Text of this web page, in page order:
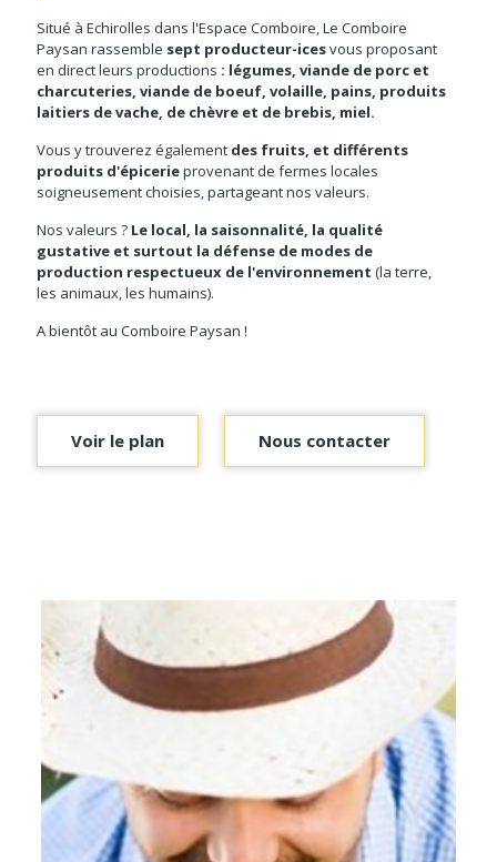
Situé à Echirolles dans l'Espace Comboire, Le Comboire
Paysan rassemble sept producteur-icesvous proposant
en direct leurs productions : légumes, viande de porc et
charcuteries, viande de boeuf, volaille, pains, produits
laitiers de vache, de chèvre et de brebis, miel.
Vous y trouverez également des fruits, et différents
produits d'épicerieprovenant de fermes locales
soigneusement choisies, partageant nos valeurs.
Nos valeurs ? Le local, la saisonnalité, la qualité
gustative et surtout la défense de modes de
production respectueux de l'environnement (la terre,
les animaux, les humains).
A bientôt au Comboire Paysan !
Voir le plan Nous contacter